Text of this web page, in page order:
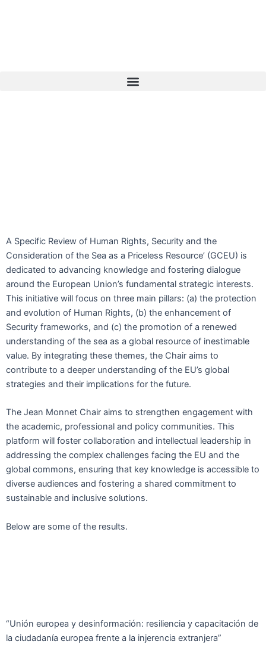
Menú
A Specific Review of Human Rights, Security and the
Consideration of the Sea as a Priceless Resource’ (GCEU) is
dedicated to advancing knowledge and fostering dialogue
around the European Union’s fundamental strategic interests.
This initiative will focus on three main pillars: (a) the protection
and evolution of Human Rights, (b) the enhancement of
Security frameworks, and (c) the promotion of a renewed
understanding of the sea as a global resource of inestimable
value. By integrating these themes, the Chair aims to
contribute to a deeper understanding of the EU’s global
strategies and their implications for the future.
The Jean Monnet Chair aims to strengthen engagement with
the academic, professional and policy communities. This
platform will foster collaboration and intellectual leadership in
addressing the complex challenges facing the EU and the
global commons, ensuring that key knowledge is accessible to
diverse audiences and fostering a shared commitment to
sustainable and inclusive solutions.
Below are some of the results.
“Unión europea y desinformación: resiliencia y capacitación de
la ciudadanía europea frente a la injerencia extranjera”